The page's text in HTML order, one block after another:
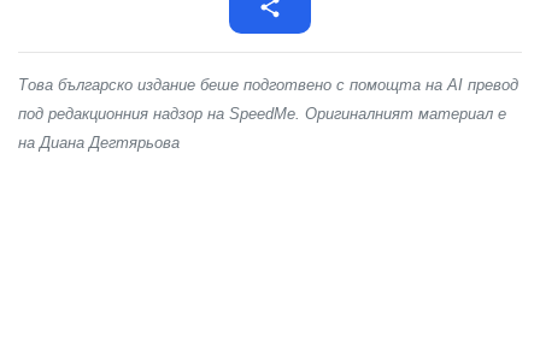
Това българско издание беше подготвено с помощта на AI превод
под редакционния надзор на SpeedMe. Оригиналният материал е
на Диана Дегтярьова